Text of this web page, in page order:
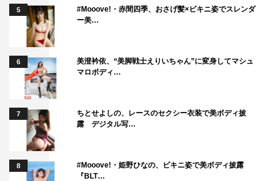
子高生らしい感じなのに。そのギャップも魅力だと思いま
す。
幸澤：櫻井さんは、優しいですね。あと、周りをよく見て
いる。藤原さんは…。
藤原：いいよ、いないと思ってしゃべって（笑）。
幸澤：（笑）。面白い方で、よく冗談を言って、場を和ま
せてくれます。
櫻井：でも、大祐は面白いだけじゃなく、ちゃんと締める
5
#Mooove!・赤間四季、おさげ髪×ビキニ姿でスレンダ
ー美…
6
美澄衿依、“美脚戦士えりいちゃん”に変身してマシュ
マロボディ…
7
ちとせよしの、レースのセクシー衣装で美ボディ披
露 デジタル写…
8
#Mooove!・姫野ひなの、ビキニ姿で美ボディ披露
『BLT…